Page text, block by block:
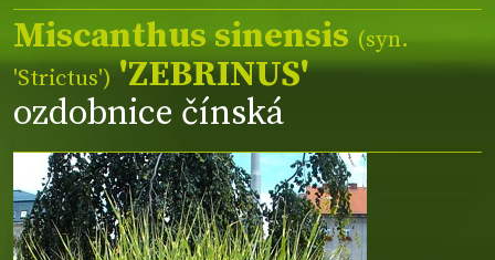
Miscanthus sinensis (syn.
'Strictus')'ZEBRINUS'
ozdobnice čínská